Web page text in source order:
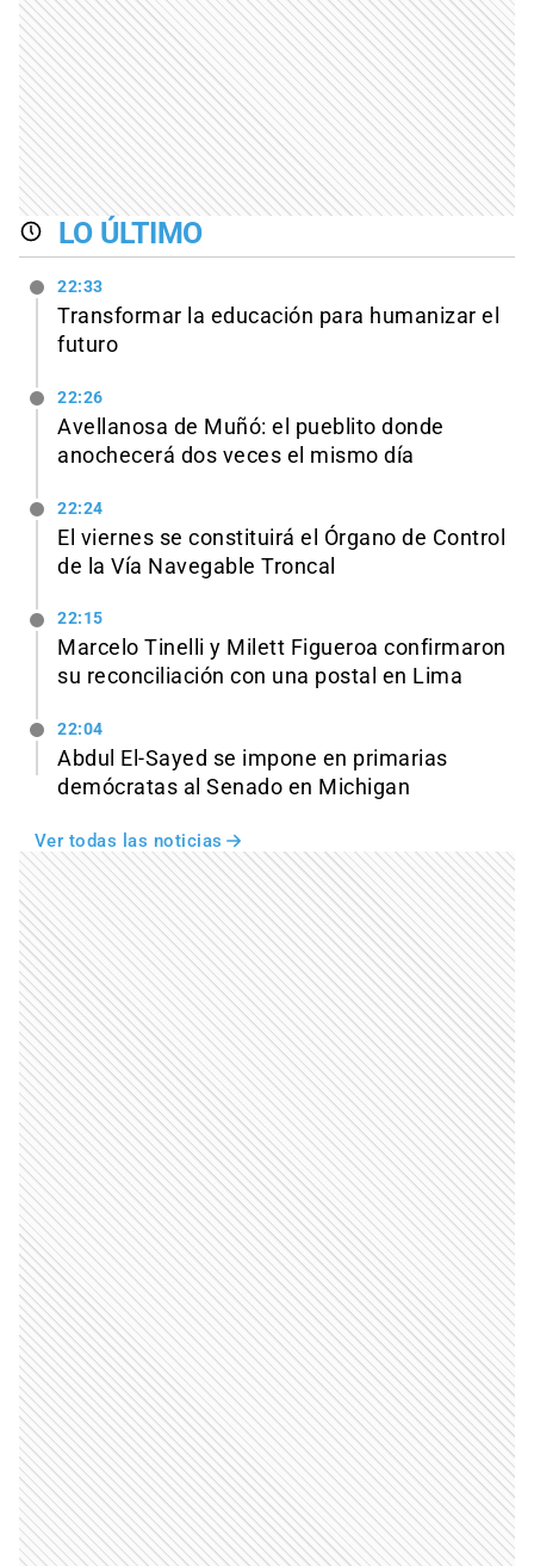
LO ÚLTIMO
22:33
Transformar la educación para humanizar el
futuro
22:26
Avellanosa de Muñó: el pueblito donde
anochecerá dos veces el mismo día
22:24
El viernes se constituirá el Órgano de Control
de la Vía Navegable Troncal
22:15
Marcelo Tinelli y Milett Figueroa confirmaron
su reconciliación con una postal en Lima
22:04
Abdul El-Sayed se impone en primarias
demócratas al Senado en Michigan
Ver todas las noticias